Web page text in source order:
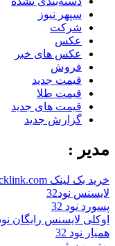
سپهر نیوز
شرکت
عکس
عکس های خبر
فروش
قیمت جدید
قیمت طلا
قیمت های جدید
گزارش جدید
مدیر :
خرید بک لینک behtarinbacklink.com
لایسنس نود32
پسورد نود 32
اوکلی لایسنس رایگان نود
همیار نود 32